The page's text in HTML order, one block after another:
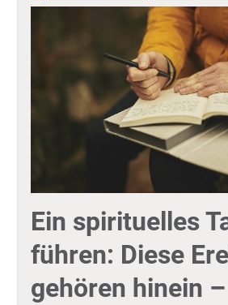
Ein spirituelles
führen: Diese
gehören hinein –